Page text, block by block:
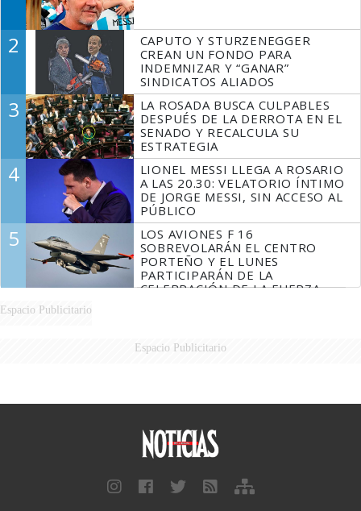
2
CAPUTO Y STURZENEGGER
CREAN UN FONDO PARA
INDEMNIZAR Y “GANAR”
SINDICATOS ALIADOS
3
LA ROSADA BUSCA CULPABLES
DESPUÉS DE LA DERROTA EN EL
SENADO Y RECALCULA SU
ESTRATEGIA
4
LIONEL MESSI LLEGA A ROSARIO
A LAS 20.30: VELATORIO ÍNTIMO
DE JORGE MESSI, SIN ACCESO AL
PÚBLICO
5
LOS AVIONES F 16
SOBREVOLARÁN EL CENTRO
PORTEÑO Y EL LUNES
PARTICIPARÁN DE LA
CELEBRACIÓN DE LA FUERZA
Espacio Publicitario
Espacio Publicitario